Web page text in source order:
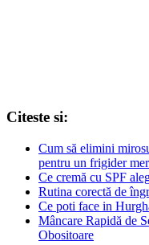
Citeste si:
Cum să elimini
pentru un frigider
Ce cremă cu SPF
Rutina corectă de
Ce poti face in
Mâncare Rapidă de
Obositoare